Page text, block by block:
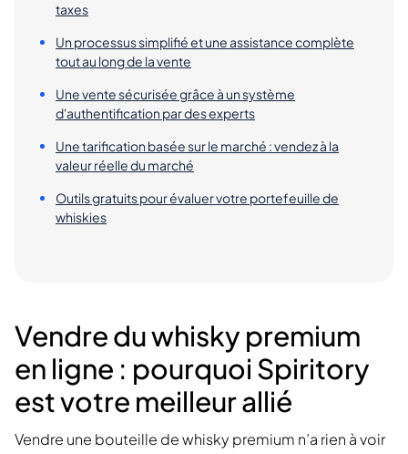
taxes
Un processus simplifié et une assistance complète
tout au long de la vente
Une vente sécurisée grâce à un système
d'authentification par des experts
Une tarification basée sur le marché : vendez à la
valeur réelle du marché
Outils gratuits pour évaluer votre portefeuille de
whiskies
Vendre du whisky premium
en ligne : pourquoi Spiritory
est votre meilleur allié
Vendre une bouteille de whisky premium n’a rien à voir